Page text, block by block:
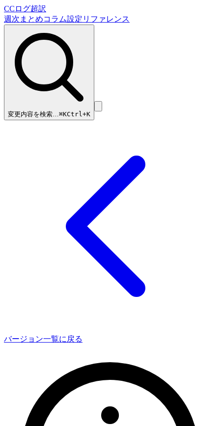
CCログ超訳
週次まとめコラム設定リファレンス
変更内容を検索…⌘KCtrl+K
バージョン一覧に戻る